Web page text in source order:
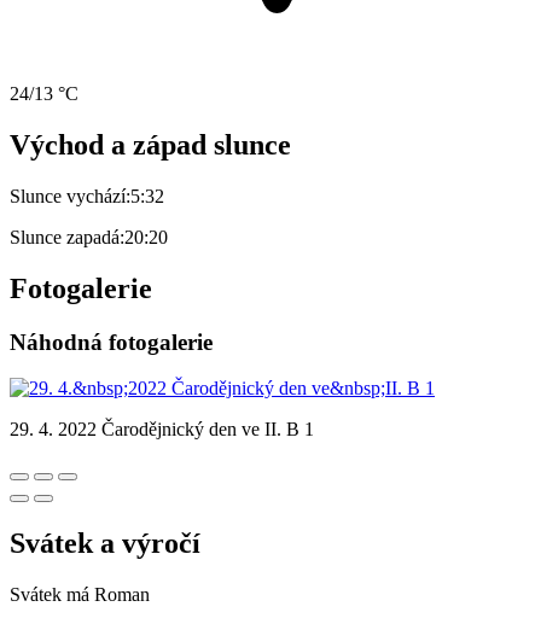
24/13 °C
Východ a západ slunce
Slunce vychází:5:32
Slunce zapadá:20:20
Fotogalerie
Náhodná fotogalerie
29. 4. 2022 Čarodějnický den ve II. B 1
Svátek a výročí
Svátek má Roman